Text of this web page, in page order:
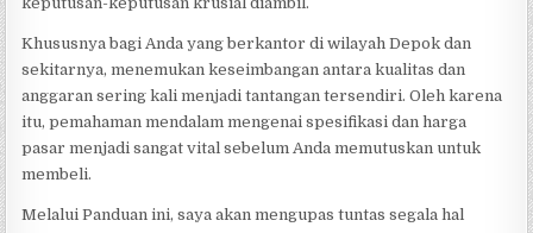
Khususnya bagi Anda yang berkantor di wilayah Depok dan
sekitarnya, menemukan keseimbangan antara kualitas dan
anggaran sering kali menjadi tantangan tersendiri. Oleh karena
itu, pemahaman mendalam mengenai spesifikasi dan harga
pasar menjadi sangat vital sebelum Anda memutuskan untuk
membeli.
Melalui Panduan ini, saya akan mengupas tuntas segala hal